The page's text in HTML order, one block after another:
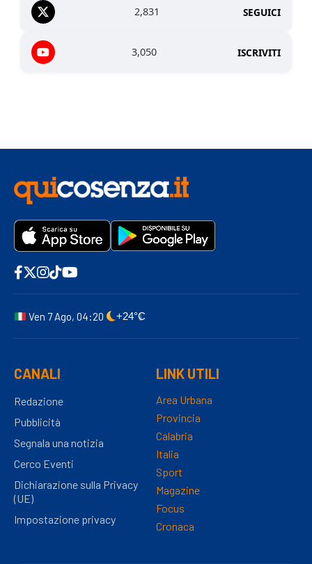
2,831 SEGUICI
3,050 ISCRIVITI
Ven 7 Ago, 04:20 +24°C
CANALI
Redazione
Pubblicità
Segnala una notizia
Cerco Eventi
Dichiarazione sulla Privacy
(UE)
Impostazione privacy
LINK UTILI
Area Urbana
Provincia
Calabria
Italia
Sport
Magazine
Focus
Cronaca